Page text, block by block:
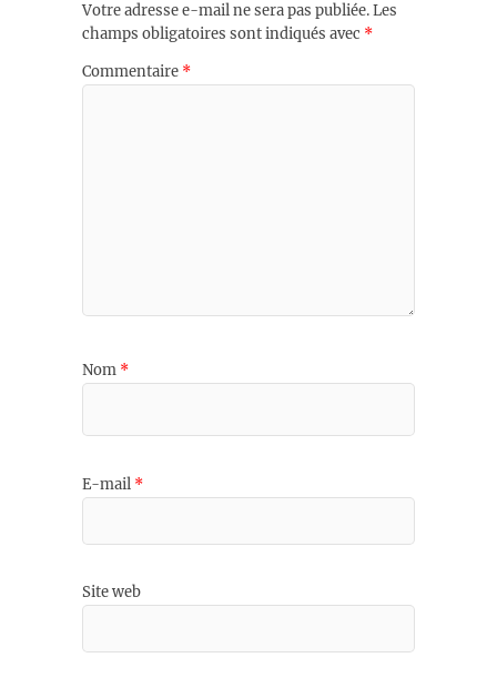
Votre adresse e-mail ne sera pas publiée.Les
champs obligatoires sont indiqués avec *
Commentaire *
Nom *
E-mail *
Site web